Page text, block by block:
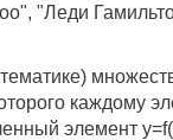
"Леди
каждому
элемент